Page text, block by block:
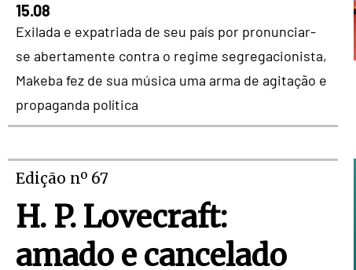
15.08
Exilada e expatriada de seu país por pronunciar-
se abertamente contra o regime segregacionista,
Makeba fez de sua música uma arma de agitação e
propaganda política
Edição nº 67
H. P. Lovecraft:
amado e cancelado